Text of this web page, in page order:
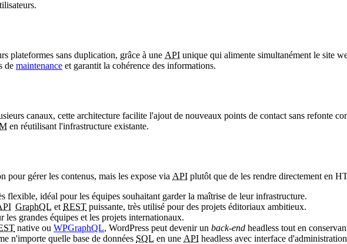
plateformes sans duplication, grâce à une API unique qui alimente simultanément le site
de maintenance et garantit la cohérence des informations.
canaux, cette architecture facilite l'ajout de nouveaux points de contact sans refonte
en réutilisant l'infrastructure existante.
pour gérer les contenus, mais les expose via API plutôt que de les rendre directement en
flexible, idéal pour les équipes souhaitant garder la maîtrise de leur infrastructure.
GraphQL et REST puissante, très utilisé pour des projets éditoriaux ambitieux.
les grandes équipes et les projets internationaux.
native ou WPGraphQL, WordPress peut devenir un back-end headless tout en
n'importe quelle base de données SQL en une API headless avec interface